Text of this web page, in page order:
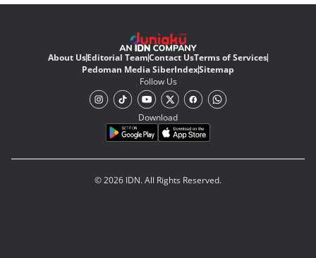
About UsEditorial TeamContact UsTerms of Services
Pedoman Media SiberIndexSitemap
Follow Us
Download
© 2026 IDN. All Rights Reserved.